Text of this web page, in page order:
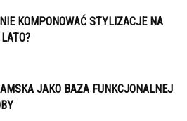
KOMPONOWAĆ STYLIZACJE NA
JAKO BAZA FUNKCJONALNEJ